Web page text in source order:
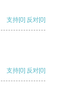
支持[0] 反对[0]
支持[0] 反对[0]